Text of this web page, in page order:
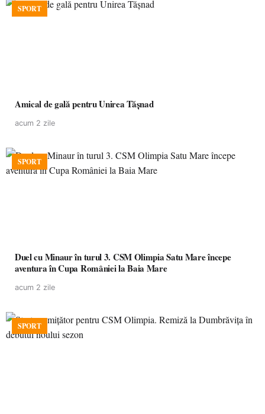
SPORT
Amical de gală pentru Unirea Tășnad
acum 2 zile
SPORT
Duel cu Minaur în turul 3. CSM Olimpia Satu Mare începe
aventura în Cupa României la Baia Mare
acum 2 zile
SPORT